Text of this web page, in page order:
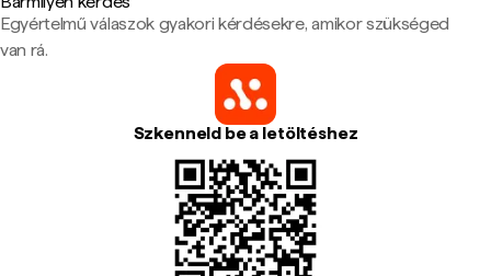
Egyértelmű válaszok gyakori kérdésekre, amikor szükséged
van rá.
Szkenneld be a letöltéshez